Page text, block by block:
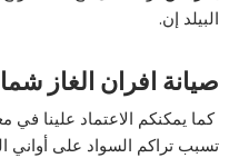
البيلد إن.
صيانة افران الغاز
كما يمكنكم الاعتماد علينا في
تسبب تراكم السواد على أواني